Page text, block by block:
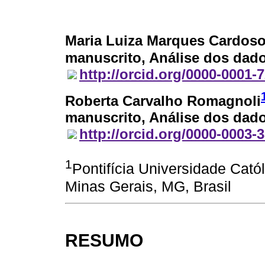
Maria Luiza Marques
manuscrito, Análise dos
http://orcid.org/0000-0001-
Roberta Carvalho Romagnoli
manuscrito, Análise dos
http://orcid.org/0000-0003-
1Pontifícia Universidade
Minas Gerais, MG, Brasil
RESUMO